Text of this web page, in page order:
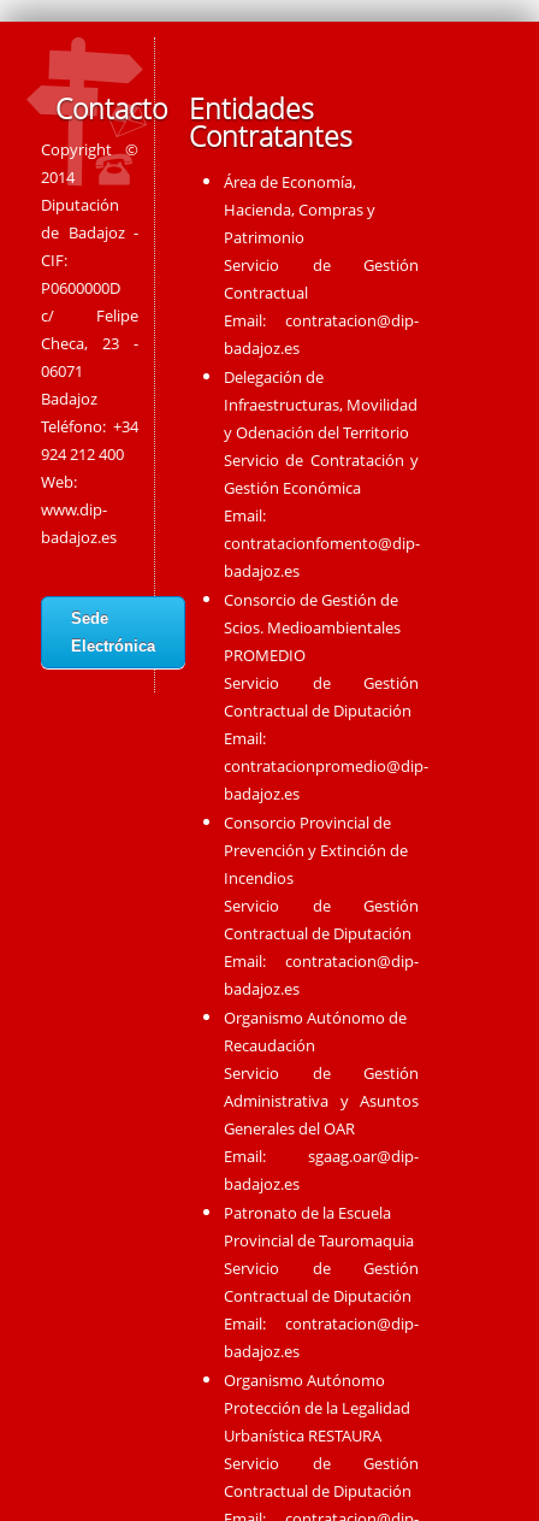
Contacto
Copyright ©
2014
Diputación
de Badajoz -
CIF:
P0600000D
c/ Felipe
Checa, 23 -
06071
Badajoz
Teléfono: +34
924 212 400
Web:
www.dip-
badajoz.es
Sede
Electrónica
Entidades
Contratantes
Área de Economía,
Hacienda, Compras y
Patrimonio
Servicio de Gestión
Contractual
Email:contratacion@dip-
badajoz.es
Delegación de
Infraestructuras, Movilidad
y Odenación del Territorio
Servicio de Contratación y
Gestión Económica
Email:
contratacionfomento@dip-
badajoz.es
Consorcio de Gestión de
Scios. Medioambientales
PROMEDIO
Servicio de Gestión
Contractual de Diputación
Email:
contratacionpromedio@dip-
badajoz.es
Consorcio Provincial de
Prevención y Extinción de
Incendios
Servicio de Gestión
Contractual de Diputación
Email:contratacion@dip-
badajoz.es
Organismo Autónomo de
Recaudación
Servicio de Gestión
Administrativa y Asuntos
Generales del OAR
Email:sgaag.oar@dip-
badajoz.es
Patronato de la Escuela
Provincial de Tauromaquia
Servicio de Gestión
Contractual de Diputación
Email:contratacion@dip-
badajoz.es
Organismo Autónomo
Protección de la Legalidad
Urbanística RESTAURA
Servicio de Gestión
Contractual de Diputación